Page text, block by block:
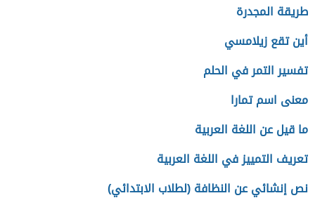
طريقة المجدرة
أين تقع زيلامسي
تفسير التمر في الحلم
معنى اسم تمارا
ما قيل عن اللغة العربية
تعريف التمييز في اللغة العربية
نص إنشائي عن النظافة (لطلاب الابتدائي)